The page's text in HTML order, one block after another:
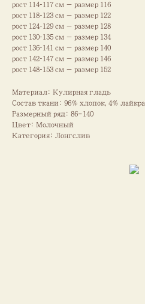
рост 114–117 см — размер 116
рост 118–123 см — размер 122
рост 124–129 см — размер 128
рост 130–135 см — размер 134
рост 136–141 см — размер 140
рост 142–147 см — размер 146
рост 148–153 см — размер 152
Материал: Кулирная гладь
Состав ткани: 96% хлопок, 4% лайкра
Размерный ряд: 86-140
Цвет: Молочный
Категория: Лонгслив